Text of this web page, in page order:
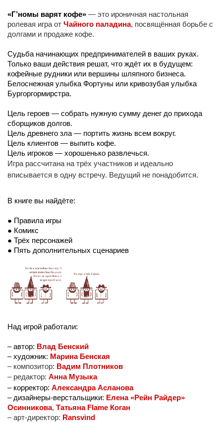
«Г’номы варят кофе» — это ироничная настольная
ролевая игра от Чайного паладина, посвящённая борьбе с
Судьба начинающих предпринимателей в ваших руках.
Только ваши действия решат, что ждёт их в будущем:
кофейные рудники или вершины шляпного бизнеса.
Белоснежная улыбка Фортуны или кривозубая улыбка
Цель героев — собрать нужную сумму денег до прихода
сборщиков долгов.
Цель древнего зла — портить жизнь всем вокруг.
Цель клиентов — выпить кофе.
Цель игроков — хорошенько развлечься.
Игра рассчитана на трёх участников и идеально
вписывается в одну встречу. Ведущий не понадобится.
В книге вы найдёте:
● Правила игры
● Комикс
● Трёх персонажей
● Пять дополнительных сценариев
Над игрой работали:
– автор: Влад Бенский
– художник: Марина Бенская
– композитор: Вадим Плотников
– редактор: Анна Музыка
– корректор: Александра Асланова
– дизайнеры-верстальщики: Елена «Рейн Райдер»
Осинникова, Татьяна Flame Коган
– арт-директор: Ransvind